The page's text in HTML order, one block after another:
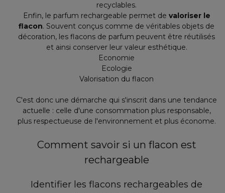
recyclables.
Enfin, le parfum rechargeable permet de valoriser le
flacon. Souvent conçus comme de véritables objets de
décoration, les flacons de parfum peuvent être réutilisés
et ainsi conserver leur valeur esthétique.
Economie
Ecologie
Valorisation du flacon
C'est donc une démarche qui s'inscrit dans une tendance
actuelle : celle d'une consommation plus responsable,
plus respectueuse de l'environnement et plus économe.
Comment savoir si un flacon est
rechargeable
Identifier les flacons rechargeables de